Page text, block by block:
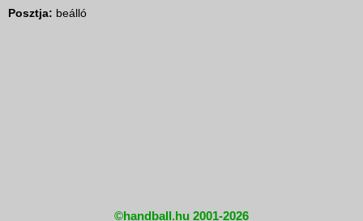
Posztja: beálló
©handball.hu 2001-2026